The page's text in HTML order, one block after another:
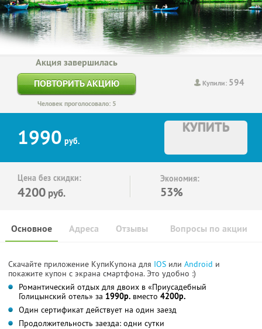
Купили: 594
Акция завершилась
ПОВТОРИТЬ АКЦИЮ
Человек проголосовало: 5
1990 руб.
КУПИТЬ
Цена без скидки:
4200 руб.
Экономия:
53%
Основное Отзывы Вопросы по акции
Адреса
Скачайте приложение КупиКупона для IOS или Android и
покажите купон с экрана смартфона. Это удобно :)
Романтический отдых для двоих в «Приусадебный
Голицынский отель» за 1990р. вместо 4200р.
Один сертификат действует на один заезд
Продолжительность заезда: одни сутки